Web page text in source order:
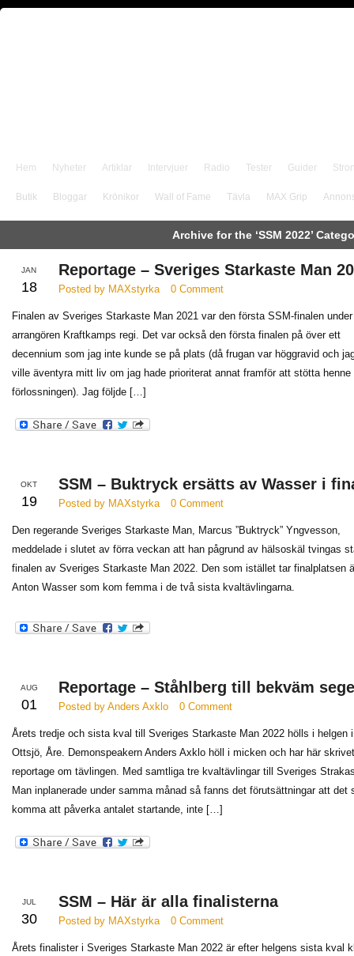
Hem Nyheter Artiklar Intervjuer Radio Tester Guider
Butik Bloggar Krönikor Wall of Fame Tävla MAX Grip
Archive for the ‘SSM 2022’
JAN
18
Reportage – Sveriges Starkaste Man
Posted by MAXstyrka 0 Comment
Finalen av Sveriges Starkaste Man 2021 var den första SSM-finalen under
arrangören Kraftkamps regi. Det var också den första finalen på över ett
decennium som jag inte kunde se på plats (då frugan var höggravid och
ville äventyra mitt liv om jag hade prioriterat annat framför att stötta henne
förlossningen). Jag följde […]
OKT
19
SSM – Buktryck ersätts av Wasser i
Posted by MAXstyrka 0 Comment
Den regerande Sveriges Starkaste Man, Marcus ”Buktryck” Yngvesson,
meddelade i slutet av förra veckan att han pågrund av hälsoskäl tvingas
finalen av Sveriges Starkaste Man 2022. Den som istället tar finalplatsen
Anton Wasser som kom femma i de två sista kvaltävlingarna.
AUG
01
Reportage – Ståhlberg till bekväm
Posted by Anders Axklo 0 Comment
Årets tredje och sista kval till Sveriges Starkaste Man 2022 hölls i helgen i
Ottsjö, Åre. Demonspeakern Anders Axklo höll i micken och har här
reportage om tävlingen. Med samtliga tre kvaltävlingar till Sveriges
Man inplanerade under samma månad så fanns det förutsättningar att det
komma att påverka antalet startande, inte […]
JUL
30
SSM – Här är alla finalisterna
Posted by MAXstyrka 0 Comment
Årets finalister i Sveriges Starkaste Man 2022 är efter helgens sista kval